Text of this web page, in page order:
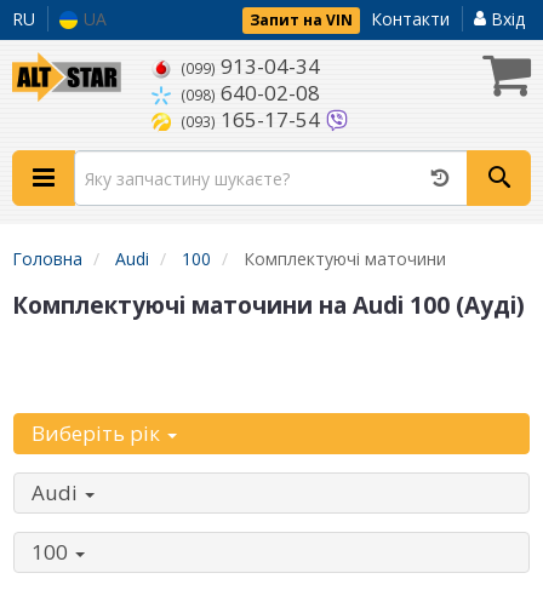
RU UA Запит на VIN Контакти Вхід
(099) 913-04-34
(098) 640-02-08
(093) 165-17-54
Головна Audi 100 Комплектуючі маточини
Комплектуючі маточини на Audi 100 (Ауді)
Виберіть рік
Audi
100